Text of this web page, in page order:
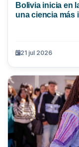
Bolivia inicia en
una ciencia más
21 jul 2026